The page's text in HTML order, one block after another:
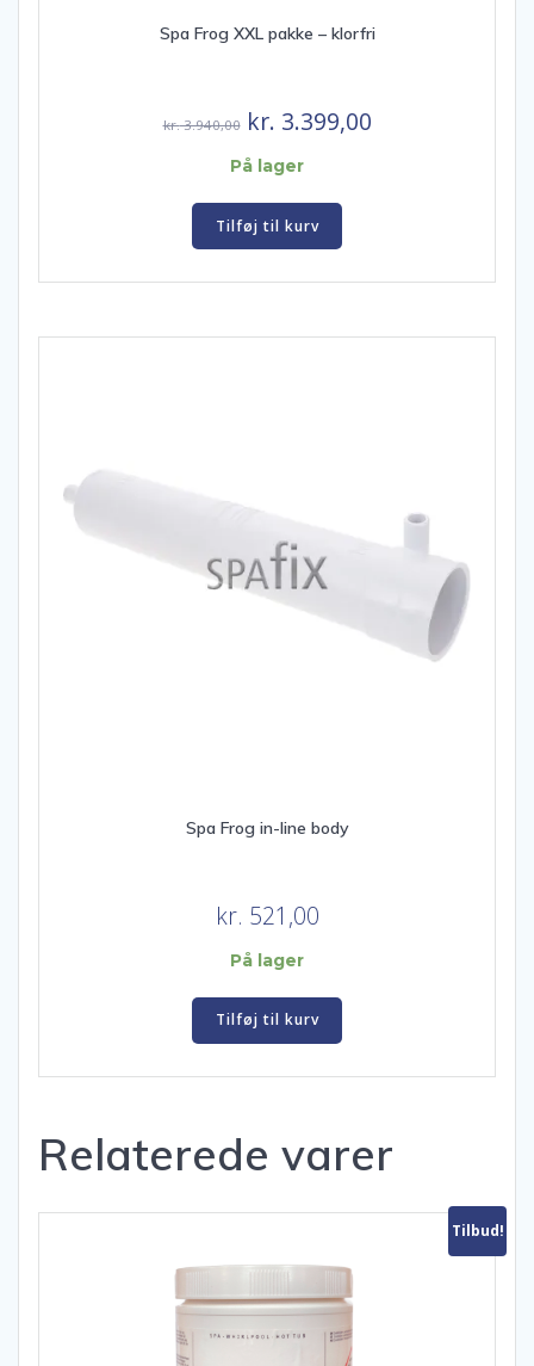
Spa Frog XXL pakke – klorfri
kr.3.940,00 Den
oprindelige
var:
kr. 3.940,00.
kr. 3.399,00Den
På lager
Tilføj til kurv
Spa Frog in-line body
kr. 521,00
På lager
Tilføj til kurv
Relaterede varer
Tilbud!